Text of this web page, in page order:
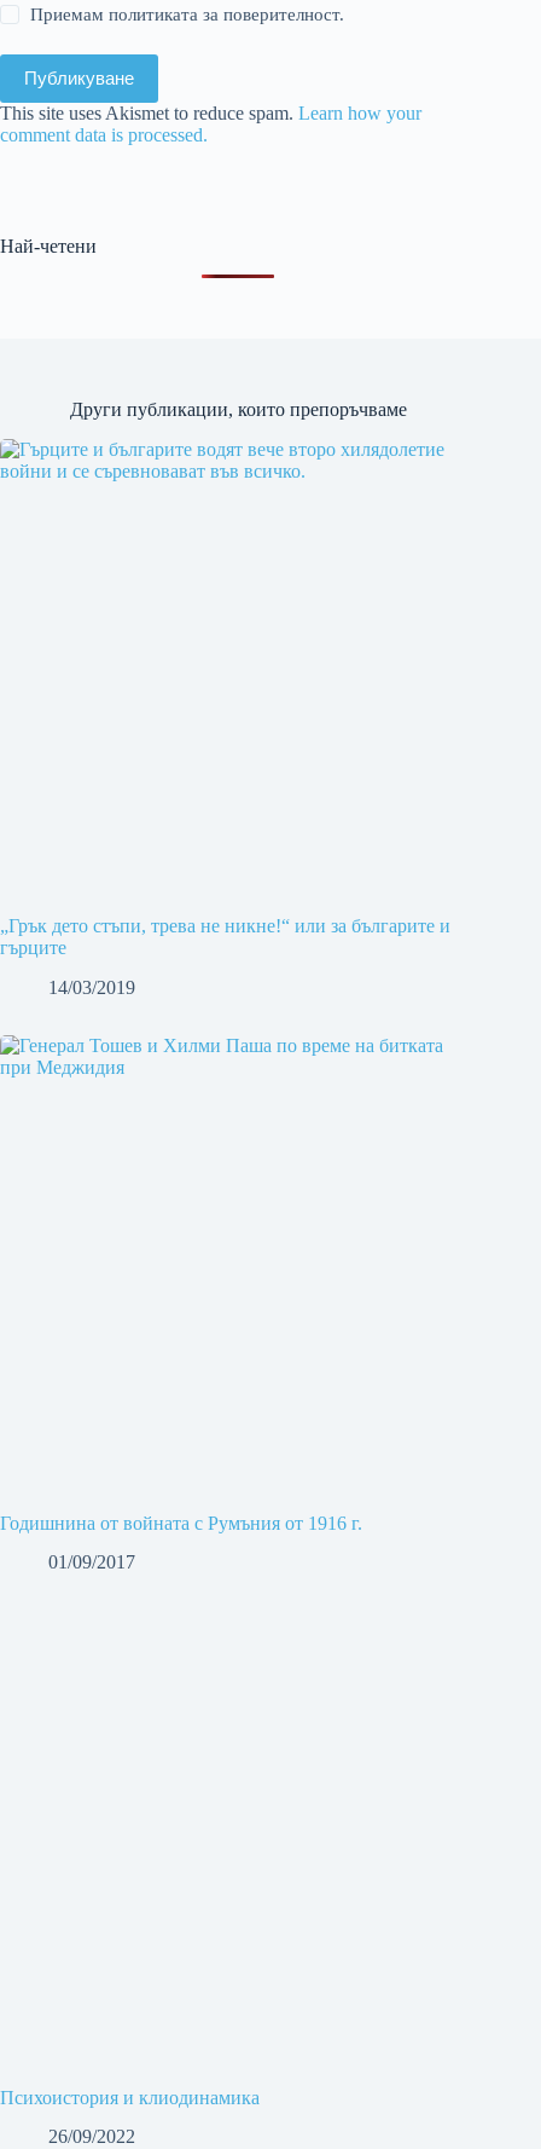
Приемам политиката за поверителност.
Публикуване
This site uses Akismet to reduce spam. Learn how your
comment data is processed.
Най-четени
Други публикации, които препоръчваме
„Грък дето стъпи, трева не никне!“ или за българите и
гърците
14/03/2019
Годишнина от войната с Румъния от 1916 г.
01/09/2017
Психоистория и клиодинамика
26/09/2022